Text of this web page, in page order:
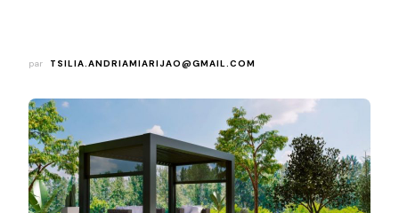
par TSILIA.ANDRIAMIARIJAO@GMAIL.COM